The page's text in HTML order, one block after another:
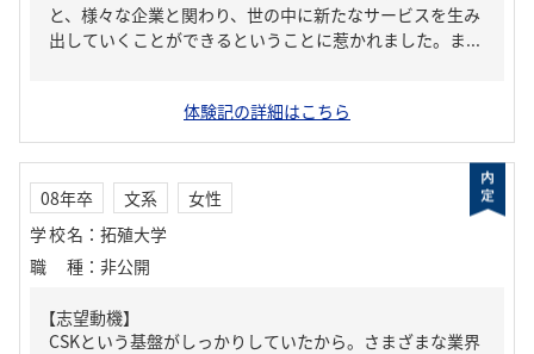
と、様々な企業と関わり、世の中に新たなサービスを生み
出していくことができるということに惹かれました。ま...
体験記の詳細はこちら
08年卒 文系
女性
学校名 ： 拓殖大学
職種 ： 非公開
【志望動機】
CSKという基盤がしっかりしていたから。さまざまな業界